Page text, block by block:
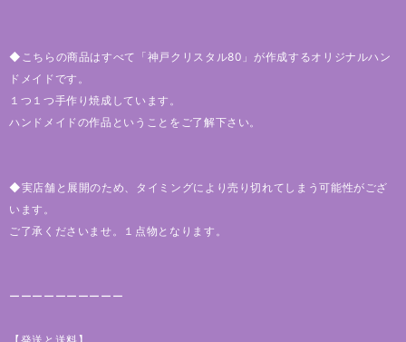
◆こちらの商品はすべて「神戸クリスタル80」が作成するオリジナルハン
ドメイドです。
１つ１つ手作り焼成しています。
ハンドメイドの作品ということをご了解下さい。
◆実店舗と展開のため、タイミングにより売り切れてしまう可能性がござ
います。
ご了承くださいませ。１点物となります。
ーーーーーーーーーー